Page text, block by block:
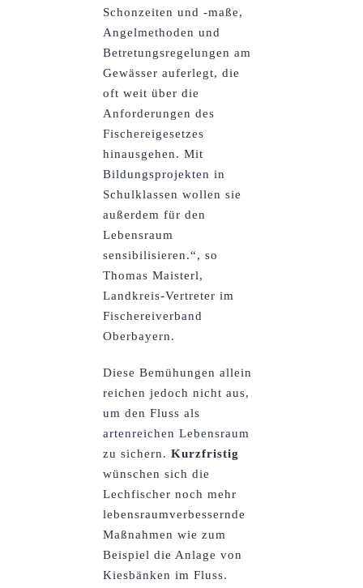
Schonzeiten und -maße,
Angelmethoden und
Betretungsregelungen am
Gewässer auferlegt, die
oft weit über die
Anforderungen des
Fischereigesetzes
hinausgehen. Mit
Bildungsprojekten in
Schulklassen wollen sie
außerdem für den
Lebensraum
sensibilisieren.“, so
Thomas Maisterl,
Landkreis-Vertreter im
Fischereiverband
Oberbayern.
Diese Bemühungen allein
reichen jedoch nicht aus,
um den Fluss als
artenreichen Lebensraum
zu sichern.Kurzfristig
wünschen sich die
Lechfischer noch mehr
lebensraumverbessernde
Maßnahmen wie zum
Beispiel die Anlage von
Kiesbänken im Fluss.